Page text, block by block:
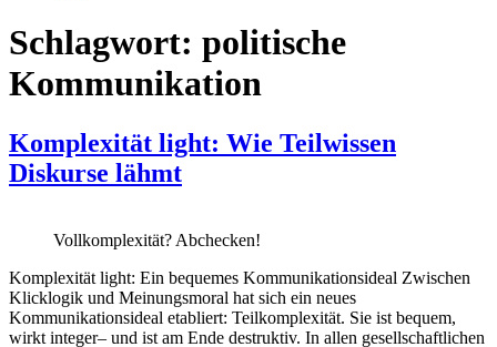
Schlagwort: politische
Kommunikation
Komplexität light: Wie Teilwissen
Diskurse lähmt
Vollkomplexität? Abchecken!
Komplexität light: Ein bequemes Kommunikationsideal Zwischen
Klicklogik und Meinungsmoral hat sich ein neues
Kommunikationsideal etabliert: Teilkomplexität. Sie ist bequem,
wirkt integer– und ist am Ende destruktiv. In allen gesellschaftlichen